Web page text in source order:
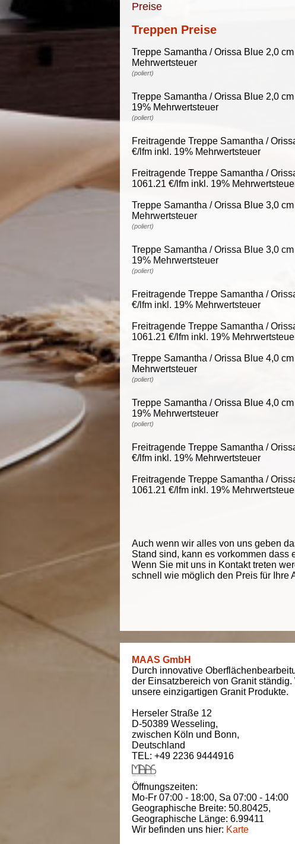
Preise
Treppen Preise
Treppe Samantha / Orissa Blue 2,0
Mehrwertsteuer
(poliert)
Treppe Samantha / Orissa Blue 2,0
19% Mehrwertsteuer
(poliert)
Freitragende Treppe Samantha /
€/lfm inkl. 19% Mehrwertsteuer
Freitragende Treppe Samantha /
1061.21 €/lfm inkl. 19%
Treppe Samantha / Orissa Blue 3,0
Mehrwertsteuer
(poliert)
Treppe Samantha / Orissa Blue 3,0
19% Mehrwertsteuer
(poliert)
Freitragende Treppe Samantha /
€/lfm inkl. 19% Mehrwertsteuer
Freitragende Treppe Samantha /
1061.21 €/lfm inkl. 19%
Treppe Samantha / Orissa Blue 4,0
Mehrwertsteuer
(poliert)
Treppe Samantha / Orissa Blue 4,0
19% Mehrwertsteuer
(poliert)
Freitragende Treppe Samantha /
€/lfm inkl. 19% Mehrwertsteuer
Freitragende Treppe Samantha /
1061.21 €/lfm inkl. 19%
Auch wenn wir alles von uns geben
Stand sind, kann es vorkommen dass
Wenn Sie mit uns in Kontakt treten
schnell wie möglich den Preis für Ihre
MAAS GmbH
Durch innovative
der Einsatzbereich von Granit ständig.
unsere einzigartigen Granit Produkte.
Herseler Straße 12
D-50389 Wesseling,
zwischen Köln und Bonn,
Deutschland
TEL: +49 2236 9444916
Öffnungszeiten:
Mo-Fr 07:00 - 18:00, Sa 07:00 - 14:00
Geographische Breite: 50.80425,
Geographische Länge: 6.99411
Wir befinden uns hier: Karte